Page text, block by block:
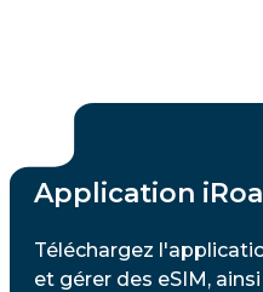
Application
Téléchargez
et gérer des eSIM,